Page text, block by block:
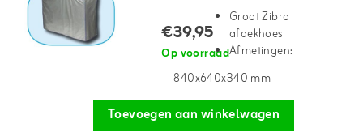
€39,95
Op voorraad
Groot Zibro
afdekhoes
Afmetingen:
840x640x340 mm
Toevoegen aan winkelwagen